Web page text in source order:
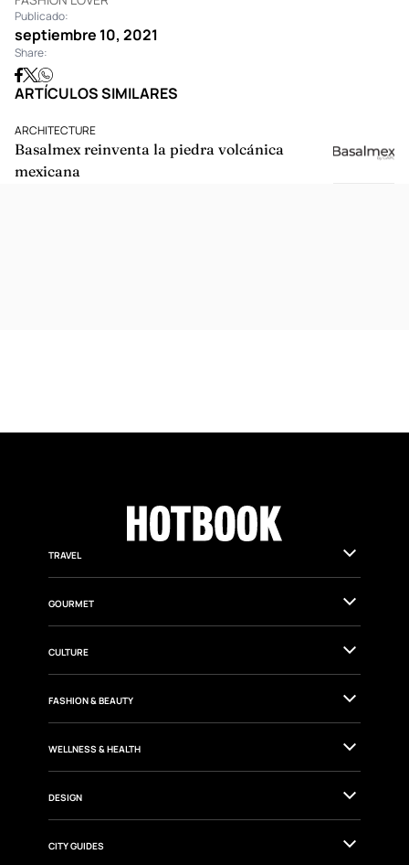
SACBÉ: LA NUEVA COLECCIÓN DE ALEJANDRO CARLÍN
FASHION STAPLES OTOÑO-INVIERNO 2021
TOP 5: PRENDAS QUE NO PUEDEN FALTAR EN TU CLÓSET
CUENTAS DE INSTAGRAM QUE NECESITAS SEGUIR SI ERES UNA
FASHION LOVER
Publicado:
septiembre 10, 2021
Share:
TRAVEL
GOURMET
CULTURE
FASHION & BEAUTY
WELLNESS & HEALTH